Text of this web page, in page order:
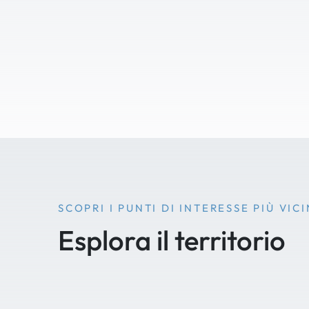
SCOPRI I PUNTI DI INTERESSE PIÙ
Esplora il territorio